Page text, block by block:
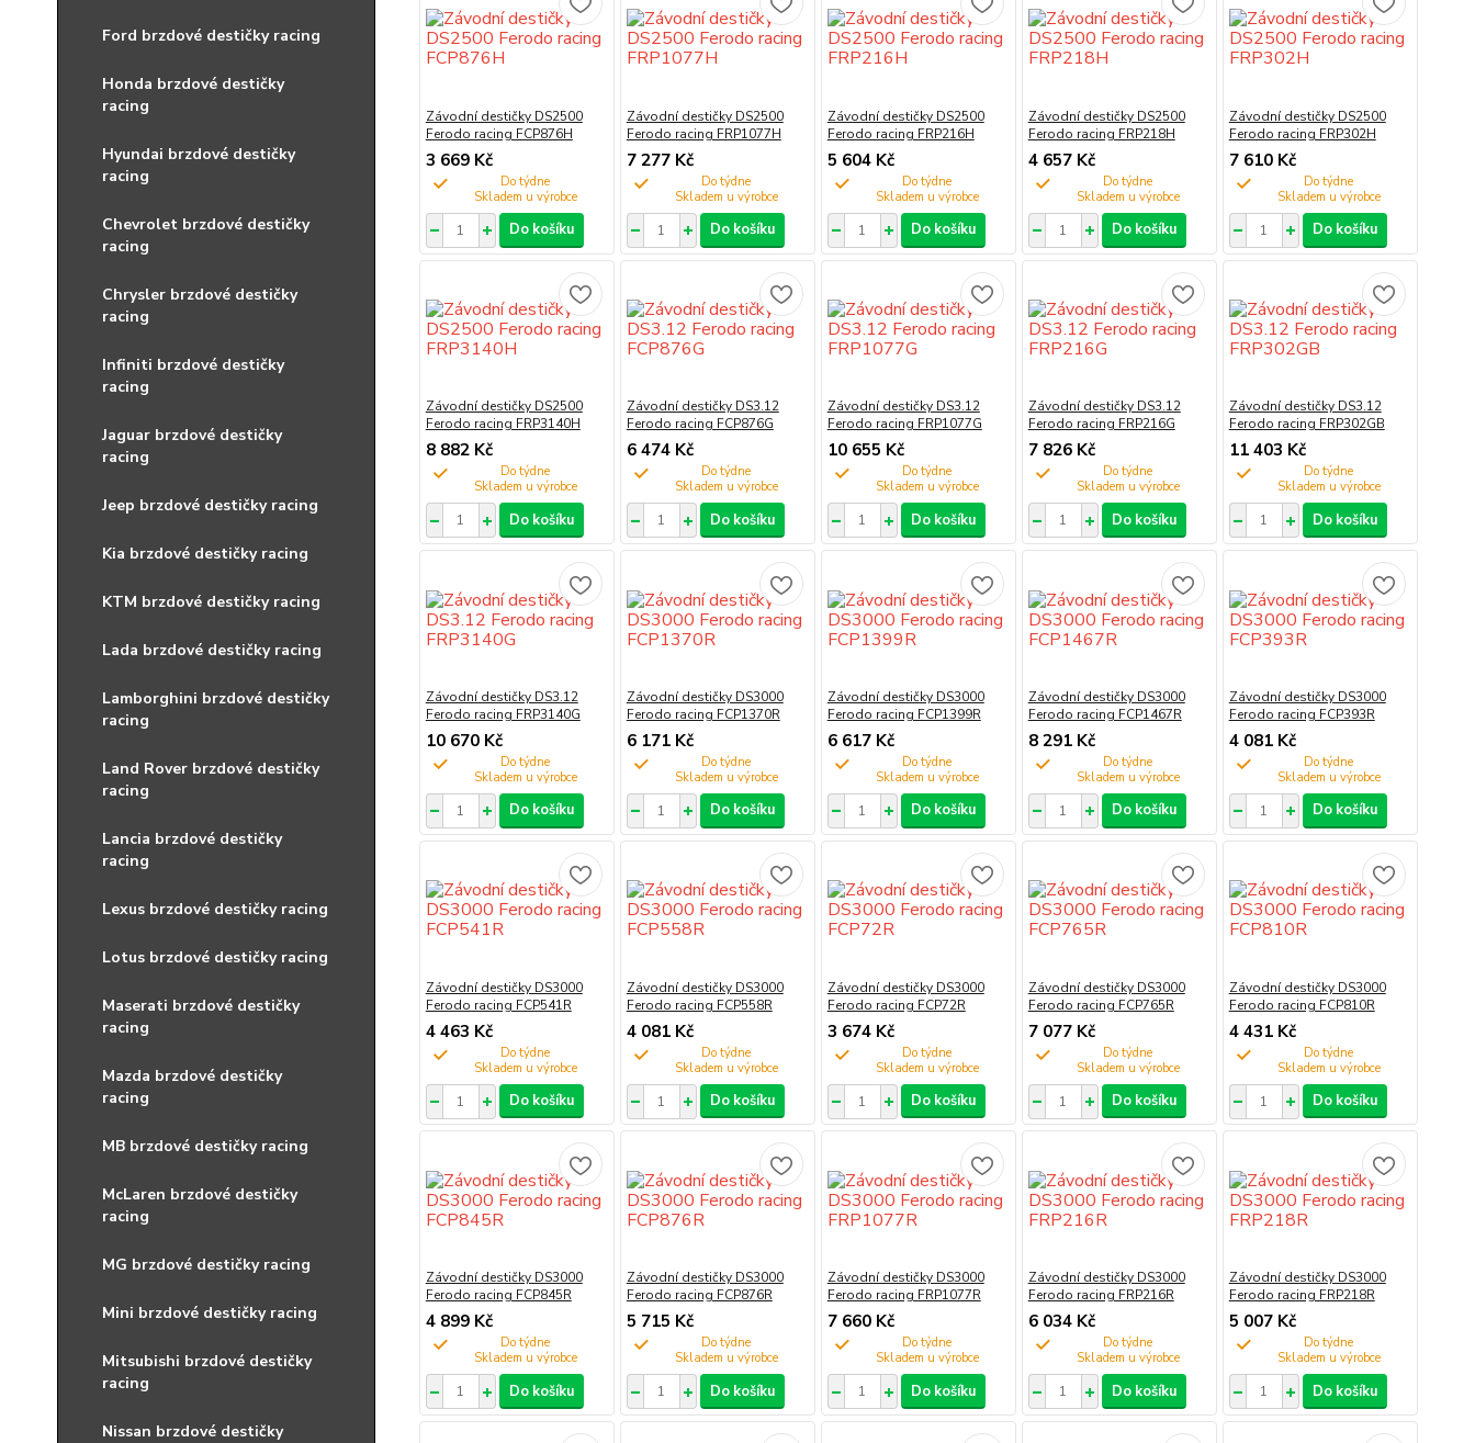
Ford brzdové destičky racing
Honda brzdové destičky
racing
Hyundai brzdové destičky
racing
Chevrolet brzdové destičky
racing
Chrysler brzdové destičky
racing
Infiniti brzdové destičky
racing
Jaguar brzdové destičky
racing
Jeep brzdové destičky racing
Kia brzdové destičky racing
KTM brzdové destičky racing
Lada brzdové destičky racing
Lamborghini brzdové destičky
racing
Land Rover brzdové destičky
racing
Lancia brzdové destičky
racing
Lexus brzdové destičky racing
Lotus brzdové destičky racing
Maserati brzdové destičky
racing
Mazda brzdové destičky
racing
MB brzdové destičky racing
McLaren brzdové destičky
racing
MG brzdové destičky racing
Mini brzdové destičky racing
Mitsubishi brzdové destičky
racing
Nissan brzdové destičky
Závodní destičky DS2500
Ferodo racing FCP876H
3 669 Kč
Do týdne
Do košíku
Závodní destičky DS2500
Ferodo racing FRP1077H
7 277 Kč
Do týdne
Do košíku
Závodní destičky DS2500
Ferodo racing FRP216H
5 604 Kč
Do týdne
Do košíku
Závodní destičky DS2500
Ferodo racing FRP218H
4 657 Kč
Do týdne
Do košíku
Závodní destičky DS2500
Ferodo racing FRP302H
7 610 Kč
Do týdne
Do košíku
Závodní destičky DS2500
Ferodo racing FRP3140H
8 882 Kč
Do týdne
Do košíku
Závodní destičky DS3.12
Ferodo racing FCP876G
6 474 Kč
Do týdne
Do košíku
Závodní destičky DS3.12
Ferodo racing FRP1077G
10 655 Kč
Do týdne
Do košíku
Závodní destičky DS3.12
Ferodo racing FRP216G
7 826 Kč
Do týdne
Do košíku
Závodní destičky DS3.12
Ferodo racing FRP302GB
11 403 Kč
Do týdne
Do košíku
Závodní destičky DS3.12
Ferodo racing FRP3140G
10 670 Kč
Do týdne
Do košíku
Závodní destičky DS3000
Ferodo racing FCP1370R
6 171 Kč
Do týdne
Do košíku
Závodní destičky DS3000
Ferodo racing FCP1399R
6 617 Kč
Do týdne
Do košíku
Závodní destičky DS3000
Ferodo racing FCP1467R
8 291 Kč
Do týdne
Do košíku
Závodní destičky DS3000
Ferodo racing FCP393R
4 081 Kč
Do týdne
Do košíku
Závodní destičky DS3000
Ferodo racing FCP541R
4 463 Kč
Do týdne
Do košíku
Závodní destičky DS3000
Ferodo racing FCP558R
4 081 Kč
Do týdne
Do košíku
Závodní destičky DS3000
Ferodo racing FCP72R
3 674 Kč
Do týdne
Do košíku
Závodní destičky DS3000
Ferodo racing FCP765R
7 077 Kč
Do týdne
Do košíku
Závodní destičky DS3000
Ferodo racing FCP810R
4 431 Kč
Do týdne
Do košíku
Závodní destičky DS3000
Ferodo racing FCP845R
4 899 Kč
Do týdne
Do košíku
Závodní destičky DS3000
Ferodo racing FCP876R
5 715 Kč
Do týdne
Do košíku
Závodní destičky DS3000
Ferodo racing FRP1077R
7 660 Kč
Do týdne
Do košíku
Závodní destičky DS3000
Ferodo racing FRP216R
6 034 Kč
Do týdne
Do košíku
Závodní destičky DS3000
Ferodo racing FRP218R
5 007 Kč
Do týdne
Do košíku